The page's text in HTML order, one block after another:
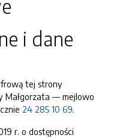
i dane
tej strony
Małgorzata — mejlowo
24 285 10 69.
r. o dostępności